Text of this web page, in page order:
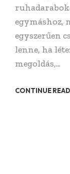
egymáshoz,
egyszerűen
lenne, ha
megoldás,...
CONTINUE